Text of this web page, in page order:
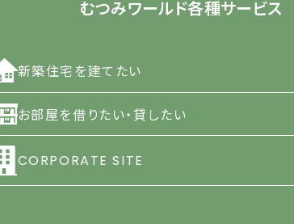
むつみワールド各種サービス
新築住宅を建てたい
お部屋を借りたい・貸したい
CORPORATE SITE